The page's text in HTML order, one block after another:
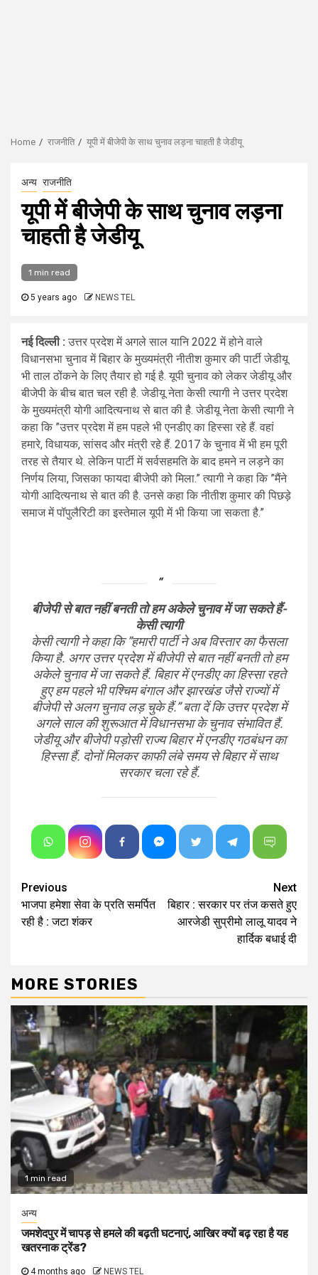
Home राजनीति यूपी में बीजेपी के साथ चुनाव लड़ना चाहती है जेडीयू
अन्य राजनीति
यूपी में बीजेपी के साथ चुनाव लड़ना
चाहती है जेडीयू
1 min read
5 years ago NEWS TEL
नई दिल्ली : उत्तर प्रदेश में अगले साल यानि 2022 में होने वाले
विधानसभा चुनाव में बिहार के मुख्यमंत्री नीतीश कुमार की पार्टी जेडीयू
भी ताल ठोंकने के लिए तैयार हो गई है. यूपी चुनाव को लेकर जेडीयू और
बीजेपी के बीच बात चल रही है. जेडीयू नेता केसी त्यागी ने उत्तर प्रदेश
के मुख्यमंत्री योगी आदित्यनाथ से बात की है. जेडीयू नेता केसी त्यागी ने
कहा कि ”उत्तर प्रदेश में हम पहले भी एनडीए का हिस्सा रहे हैं. वहां
हमारे, विधायक, सांसद और मंत्री रहे हैं. 2017 के चुनाव में भी हम पूरी
तरह से तैयार थे. लेकिन पार्टी में सर्वसहमति के बाद हमने न लड़ने का
निर्णय लिया, जिसका फायदा बीजेपी को मिला.” त्यागी ने कहा कि ”मैंने
योगी आदित्यनाथ से बात की है. उनसे कहा कि नीतीश कुमार की पिछड़े
समाज में पॉपुलैरिटी का इस्तेमाल यूपी में भी किया जा सकता है.”
बीजेपी से बात नहीं बनती तो हम अकेले चुनाव में जा सकते हैं-
केसी त्यागी
केसी त्यागी ने कहा कि ”हमारी पार्टी ने अब विस्तार का फैसला
किया है. अगर उत्तर प्रदेश में बीजेपी से बात नहीं बनती तो हम
अकेले चुनाव में जा सकते हैं. बिहार में एनडीए का हिस्सा रहते
हुए हम पहले भी पश्चिम बंगाल और झारखंड जैसे राज्यों में
बीजेपी से अलग चुनाव लड़ चुके हैं.” बता दें कि उत्तर प्रदेश में
अगले साल की शुरूआत में विधानसभा के चुनाव संभावित हैं.
जेडीयू और बीजेपी पड़ोसी राज्य बिहार में एनडीए गठबंधन का
हिस्सा हैं. दोनों मिलकर काफी लंबे समय से बिहार में साथ
सरकार चला रहे हैं.
Continue
Reading
Previous
भाजपा हमेशा सेवा के प्रति समर्पित
रही है : जटा शंकर
Next
बिहार : सरकार पर तंज कसते हुए
आरजेडी सुप्रीमो लालू यादव ने
हार्दिक बधाई दी
MORE STORIES
1 min read
अन्य
जमशेदपुर में चापड़ से हमले की बढ़ती घटनाएं, आखिर क्यों बढ़ रहा है यह
खतरनाक ट्रेंड?
4 months ago NEWS TEL